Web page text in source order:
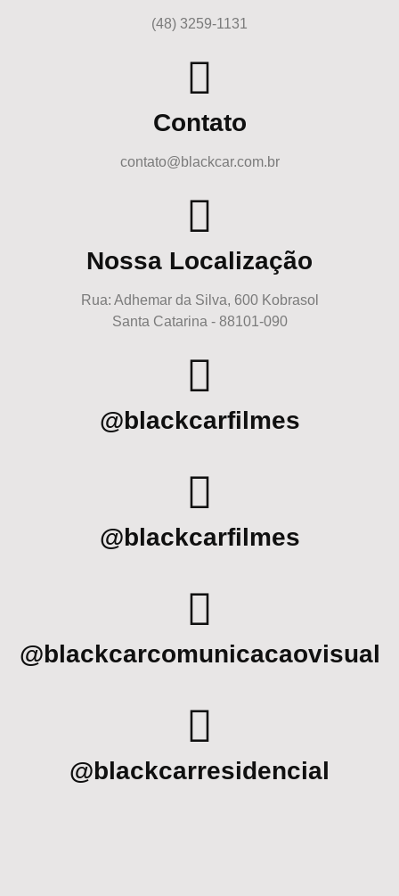
(48) 3259-1131
Contato
contato@blackcar.com.br
Nossa Localização
Rua: Adhemar da Silva, 600 Kobrasol
Santa Catarina - 88101-090
@blackcarfilmes
@blackcarfilmes
@blackcarcomunicacaovisual
@blackcarresidencial